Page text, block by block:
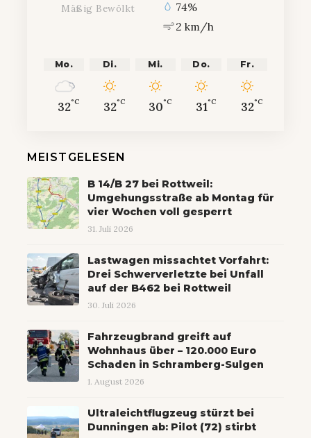
Mäßig Bewölkt
74%
2 km/h
Mo.
32°C
Di.
32°C
Mi.
30°C
Do.
31°C
Fr.
32°C
MEISTGELESEN
B 14/B 27 bei Rottweil:
Umgehungsstraße ab Montag für
vier Wochen voll gesperrt
31. Juli 2026
Lastwagen missachtet Vorfahrt:
Drei Schwerverletzte bei Unfall
auf der B462 bei Rottweil
30. Juli 2026
Fahrzeugbrand greift auf
Wohnhaus über – 120.000 Euro
Schaden in Schramberg-Sulgen
1. August 2026
Ultraleichtflugzeug stürzt bei
Dunningen ab: Pilot (72) stirbt